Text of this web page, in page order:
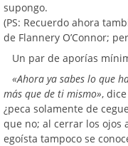
supongo.
(PS: Recuerdo ahora
de Flannery O’Connor;
Un par de aporías
«Ahora ya sabes lo que
más que de ti mismo»,
¿peca solamente de
que no; al cerrar los ojos
egoísta tampoco se